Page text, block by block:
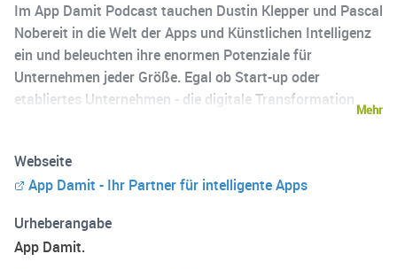
Im App Damit Podcast tauchen Dustin Klepper und Pascal
Nobereit in die Welt der Apps und Künstlichen Intelligenz
ein und beleuchten ihre enormen Potenziale für
Unternehmen jeder Größe. Egal ob Start-up oder
etabliertes Unternehmen - die digitale Transformation
Gesprächen mit Experten und Branchenführern,
praktischen Tipps und tiefen Einblicken in neueste
uns auf dieser Reise und erfahrt, wie dein Unternehmen
sich besser digitalisieren kann.
Mehr
Webseite
App Damit - Ihr Partner für intelligente Apps
Urheberangabe
App Damit.